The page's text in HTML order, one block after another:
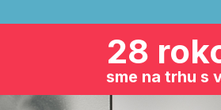
28
sme na trhu s